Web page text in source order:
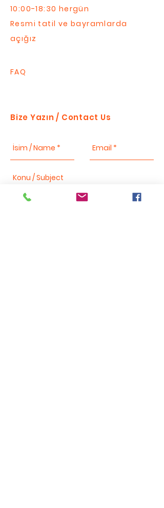
10:00-18:30 hergün
Resmi tatil ve bayramlarda
açığız
FAQ
Bize Yazın / Contact Us